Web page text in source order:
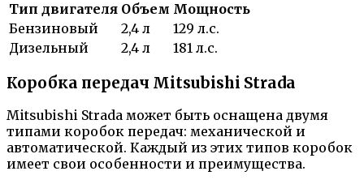
Тип двигателя Объем Мощность
Бензиновый
2,4 л
129 л.с.
Дизельный
2,4 л 181 л.с.
Коробка передач Mitsubishi Strada
Mitsubishi Strada может быть оснащена двумя
типами коробок передач: механической и
автоматической. Каждый из этих типов коробок
имеет свои особенности и преимущества.